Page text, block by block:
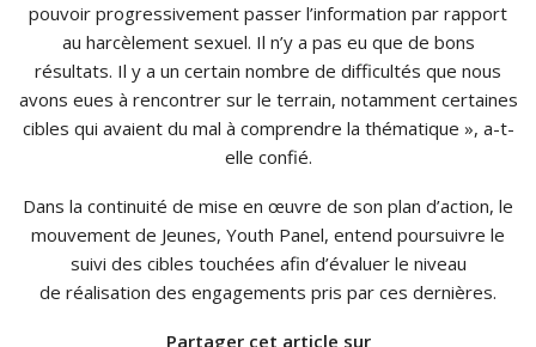
pouvoir progressivement passer l’information par rapport
au harcèlement sexuel. Il n’y a pas eu que de bons
résultats. Il y a un certain nombre de difficultés que nous
avons eues à rencontrer sur le terrain, notamment certaines
cibles qui avaient du mal à comprendre la thématique », a-t-
elle confié.
Dans la continuité de mise en œuvre de son plan d’action, le
mouvement de Jeunes, Youth Panel, entend poursuivre le
suivi des cibles touchées afin d’évaluer le niveau
de réalisation des engagements pris par ces dernières.
Partager cet article sur